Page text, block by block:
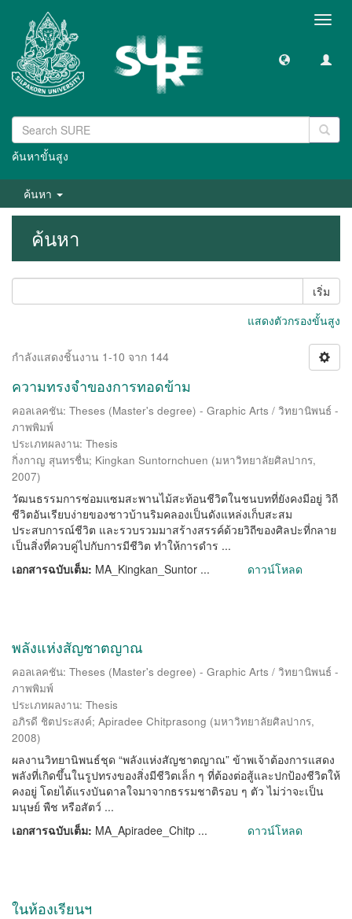
ค้นหาขั้นสูง
ค้นหา
ค้นหา
เริ่ม
แสดงตัวกรองขั้นสูง
กำลังแสดงชิ้นงาน 1-10 จาก 144
ความทรงจำของการทอดข้าม
คอลเลคชัน: Theses (Master's degree) - Graphic Arts / วิทยานิพนธ์ -
ภาพพิมพ์
ประเภทผลงาน: Thesis
กิ่งกาญ สุนทรชื่น; Kingkan Suntornchuen (มหาวิทยาลัยศิลปากร,
2007)
วัฒนธรรมการซ่อมแซมสะพานไม้สะท้อนชีวิตในชนบทที่ยังคงมีอยู่ วิถี
ชีวิตอันเรียบง่ายของชาวบ้านริมคลองเป็นดังแหล่งเก็บสะสม
ประสบการณ์ชีวิต และรวบรวมมาสร้างสรรค์ด้วยวิถีของศิลปะที่กลาย
เป็นสิ่งที่ควบคู่ไปกับการมีชีวิต ทำให้การดำร ...
เอกสารฉบับเต็ม: MA_Kingkan_Suntor ... ดาวน์โหลด
พลังแห่งสัญชาตญาณ
คอลเลคชัน: Theses (Master's degree) - Graphic Arts / วิทยานิพนธ์ -
ภาพพิมพ์
ประเภทผลงาน: Thesis
อภิรดี ชิตประสงค์; Apiradee Chitprasong (มหาวิทยาลัยศิลปากร,
2008)
ผลงานวิทยานิพนธ์ชุด “พลังแห่งสัญชาตญาณ” ข้าพเจ้าต้องการแสดง
พลังที่เกิดขึ้นในรูปทรงของสิ่งมีชีวิตเล็ก ๆ ที่ต้องต่อสู้และปกป้องชีวิตให้
คงอยู่ โดยได้แรงบันดาลใจมาจากธรรมชาติรอบ ๆ ตัว ไม่ว่าจะเป็น
มนุษย์ พืช หรือสัตว์ ...
เอกสารฉบับเต็ม: MA_Apiradee_Chitp ... ดาวน์โหลด
ในห้องเรียนฯ